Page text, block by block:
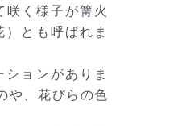
く様子が篝火
とも呼ばれま
ョンがありま
や、花びらの色